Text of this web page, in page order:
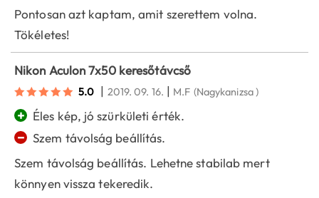
Pontosan azt kaptam, amit szerettem volna.
Tökéletes!
Nikon Aculon 7x50 keresőtávcső
5.0 | 2019. 09. 16. | M.F (Nagykanizsa )
+ Éles kép, jó szürkületi érték.
− Szem távolság beállítás.
Szem távolság beállítás. Lehetne stabilab mert
könnyen vissza tekeredik.